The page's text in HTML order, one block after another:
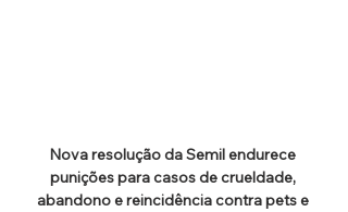
Nova resolução da Semil endurece
punições para casos de crueldade,
abandono e reincidência contra pets e